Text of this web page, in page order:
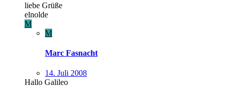
liebe Grüße
elnolde
M
M
Marc Fasnacht
14. Juli 2008
Hallo Galileo